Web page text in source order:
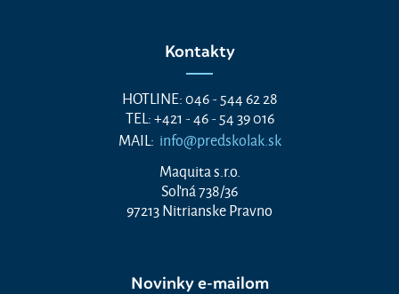
Kontakty
HOTLINE: 046 - 544 62 28
TEL: +421 - 46 - 54 39 016
MAIL: info@predskolak.sk
Maquita s.r.o.
Soľná 738/36
97213 Nitrianske Pravno
Novinky e-mailom